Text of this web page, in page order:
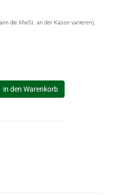
die MwSt. an der Kasse variieren),
in den Warenkorb